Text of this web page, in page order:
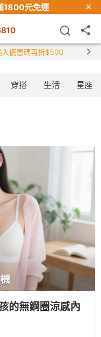
1800元免運
入優惠碼再折$500
穿搭 生活 星座
的無鋼圈涼感內